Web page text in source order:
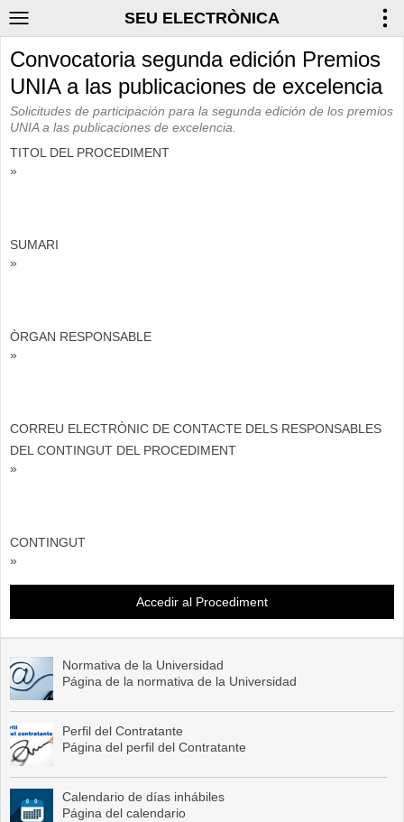
SEU ELECTRÒNICA
Convocatoria segunda edición Premios
UNIA a las publicaciones de excelencia
Solicitudes de participación para la segunda edición de los premios
UNIA a las publicaciones de excelencia.
TITOL DEL PROCEDIMENT
»
SUMARI
»
ÒRGAN RESPONSABLE
»
CORREU ELECTRÒNIC DE CONTACTE DELS RESPONSABLES
DEL CONTINGUT DEL PROCEDIMENT
»
CONTINGUT
»
Accedir al Procediment
Normativa de la Universidad
Página de la normativa de la Universidad
Perfil del Contratante
Página del perfil del Contratante
Calendario de días inhábiles
Página del calendario